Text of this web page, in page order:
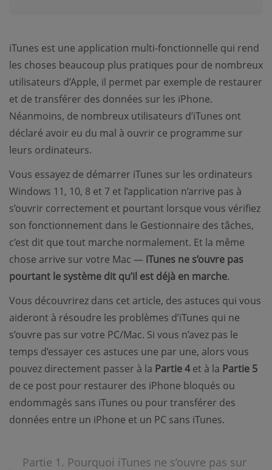
iTunes est une application multi-fonctionnelle qui rend
les choses beaucoup plus pratiques pour de nombreux
utilisateurs d’Apple, il permet par exemple de restaurer
et de transférer des données sur les iPhone.
Néanmoins, de nombreux utilisateurs d’iTunes ont
déclaré avoir eu du mal à ouvrir ce programme sur
leurs ordinateurs.
Vous essayez de démarrer iTunes sur les ordinateurs
Windows 11, 10, 8 et 7 et l’application n’arrive pas à
s’ouvrir correctement et pourtant lorsque vous vérifiez
son fonctionnement dans le Gestionnaire des tâches,
c’est dit que tout marche normalement. Et la même
chose arrive sur votre Mac — iTunes ne s’ouvre pas
pourtant le système dit qu’il est déjà en marche.
Vous découvrirez dans cet article, des astuces qui vous
aideront à résoudre les problèmes d’iTunes qui ne
s’ouvre pas sur votre PC/Mac. Si vous n’avez pas le
temps d’essayer ces astuces une par une, alors vous
pouvez directement passer à la Partie 4et à la Partie 5
de ce post pour restaurer des iPhone bloqués ou
endommagés sans iTunes ou pour transférer des
données entre un iPhone et un PC sans iTunes.
Partie 1. Pourquoi iTunes ne s’ouvre pas sur